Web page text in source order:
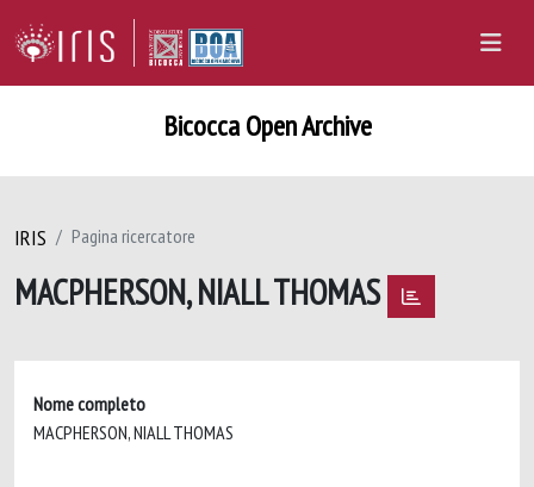
Bicocca Open Archive
IRIS Pagina ricercatore
MACPHERSON, NIALL THOMAS
Nome completo
MACPHERSON, NIALL THOMAS